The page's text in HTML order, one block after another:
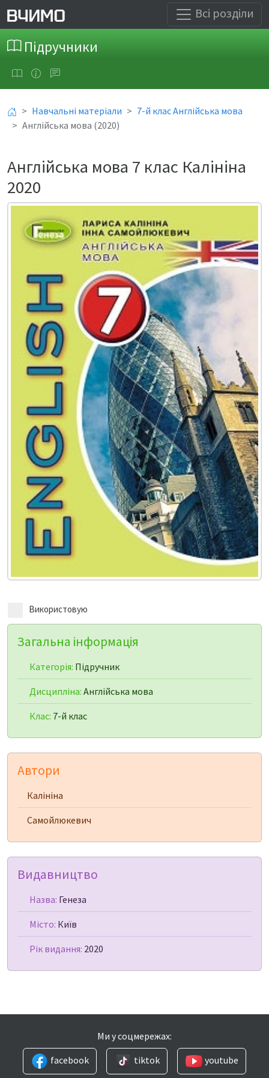
Всі розділи
Підручники
Навчальні матеріали
7-й клас Англійська мова
Англійська мова (2020)
Англійська мова 7 клас Калініна
2020
Використовую
Загальна інформація
Категорія: Підручник
Дисципліна: Англійська мова
Клас: 7-й клас
Автори
Калініна
Самойлюкевич
Видавництво
Назва: Генеза
Місто: Київ
Рік видання: 2020
Ми у соцмережах:
facebook
tiktok youtube